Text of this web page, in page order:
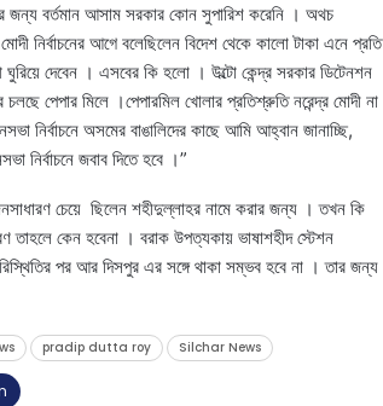
জন্য বর্তমান আসাম সরকার কোন সুপারিশ করেনি । অথচ
নির্বাচনের আগে বলেছিলেন বিদেশ থেকে কালো টাকা এনে প্রতি
দেবেন । এসবের কি হলো । উল্টো কেন্দ্র সরকার ডিটেনশন
পেপার মিলে ।পেপারমিল খোলার প্রতিশ্রুতি নরেন্দ্র মোদী না
নির্বাচনে অসমের বাঙালিদের কাছে আমি আহ্বান জানাচ্ছি,
নির্বাচনে জবাব দিতে হবে ।”
চেয়ে ছিলেন শহীদুল্লাহর নামে করার জন্য । তখন কি
তাহলে কেন হবেনা । বরাক উপত্যকায় ভাষাশহীদ স্টেশন
পর আর দিসপুর এর সঙ্গে থাকা সম্ভব হবে না । তার জন্য
pradip dutta roy Silchar News